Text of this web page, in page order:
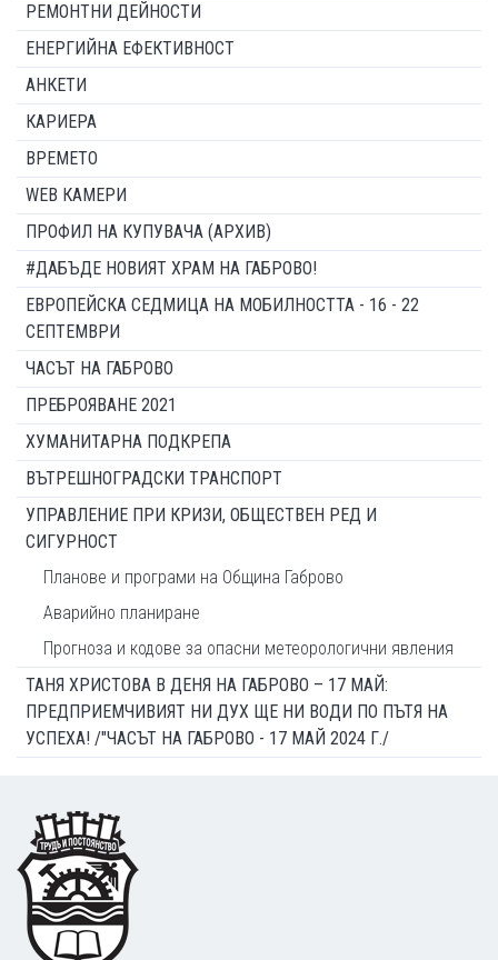
РЕМОНТНИ ДЕЙНОСТИ
ЕНЕРГИЙНА ЕФЕКТИВНОСТ
АНКЕТИ
КАРИЕРА
ВРЕМЕТО
WEB КАМЕРИ
ПРОФИЛ НА КУПУВАЧА (АРХИВ)
#ДАБЪДЕ НОВИЯТ ХРАМ НА ГАБРОВО!
ЕВРОПЕЙСКА СЕДМИЦА НА МОБИЛНОСТТА - 16 - 22
СЕПТЕМВРИ
ЧАСЪТ НА ГАБРОВО
ПРЕБРОЯВАНЕ 2021
ХУМАНИТАРНА ПОДКРЕПА
ВЪТРЕШНОГРАДСКИ ТРАНСПОРТ
УПРАВЛЕНИЕ ПРИ КРИЗИ, ОБЩЕСТВЕН РЕД И
СИГУРНОСТ
Планове и програми на Община Габрово
Аварийно планиране
Прогноза и кодове за опасни метеорологични явления
ТАНЯ ХРИСТОВА В ДЕНЯ НА ГАБРОВО – 17 МАЙ:
ПРЕДПРИЕМЧИВИЯТ НИ ДУХ ЩЕ НИ ВОДИ ПО ПЪТЯ НА
УСПЕХА! /"ЧАСЪТ НА ГАБРОВО - 17 МАЙ 2024 Г./
Footer